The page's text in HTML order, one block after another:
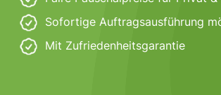
Sofortige Auftragsausführung
Mit Zufriedenheitsgarantie